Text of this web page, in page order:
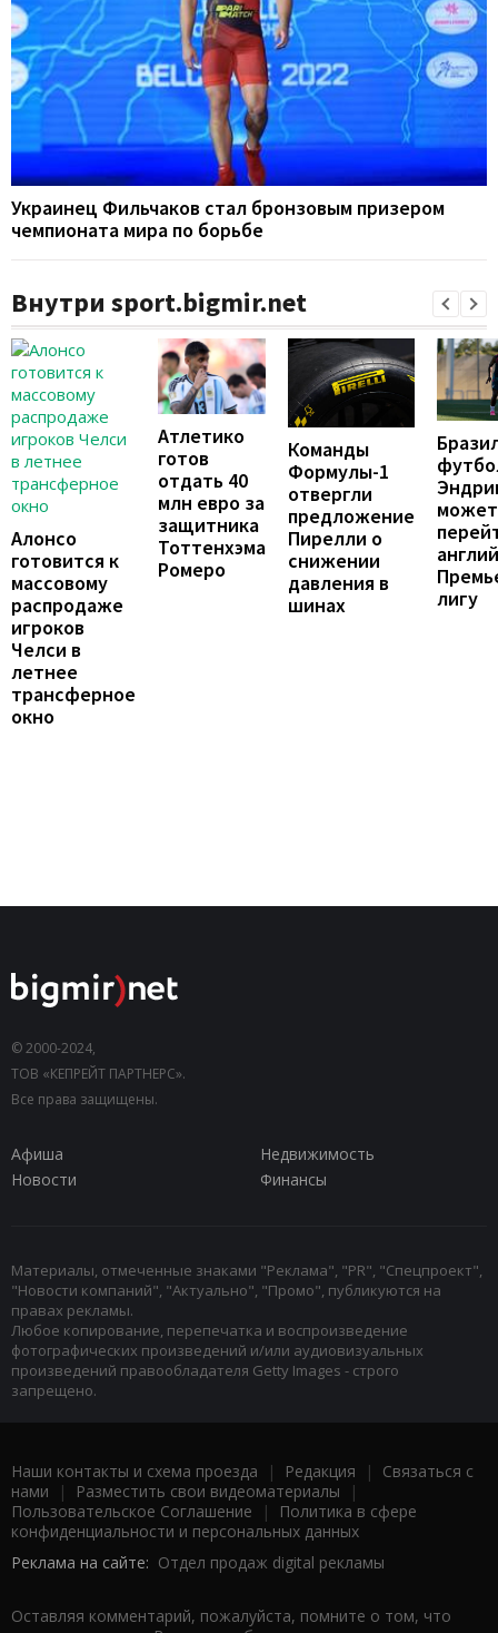
Украинец Фильчаков стал бронзовым призером
чемпионата мира по борьбе
Внутри sport.bigmir.net
Алонсо
готовится к
массовому
распродаже
игроков
Челси в
летнее
трансферное
окно
Атлетико
готов
отдать 40
млн евро за
защитника
Тоттенхэма
Ромеро
Команды
Формулы-1
отвергли
предложение
Пирелли о
снижении
давления в
шинах
может
лигу
© 2000-2024,
ТОВ «КЕПРЕЙТ ПАРТНЕРС».
Все права защищены.
Афиша
Недвижимость
Новости
Финансы
Материалы, отмеченные знаками "Реклама", "PR", "Спецпроект",
"Новости компаний", "Актуально", "Промо", публикуются на
правах рекламы.
Любое копирование, перепечатка и воспроизведение
фотографических произведений и/или аудиовизуальных
произведений правообладателя Getty Images - строго
запрещено.
Наши контакты и схема проезда | Редакция | Связаться с
нами | Разместить свои видеоматериалы |
Пользовательское Соглашение |
Политика в сфере
конфиденциальности и персональных данных
Реклама на сайте: Отдел продаж digital рекламы
Оставляя комментарий, пожалуйста, помните о том, что